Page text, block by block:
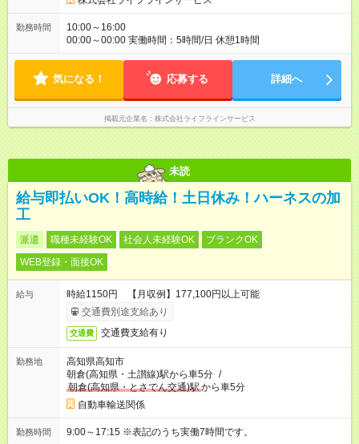
勤務時間
10:00～16:00
00:00～00:00 実働時間：5時間/日 休憩1時間
気になる！ 応募する 詳細へ
掲載元企業名 株式会社ライフラインサービス
未読
給与即払いOK！高時給！土日休み！ハーネスの加
工
派遣 職種未経験OK 社会人未経験OK
ブランクOK
WEB登録・面接OK
給与
時給1150円 【月収例】177,100円以上可能
交通費別途支給あり
交通費 交通費支給有り
勤務地
高知県高知市
朝倉(高知県・土讃線)駅から車5分 /
朝倉(高知県・とさでん交通)駅から車5分
自動車輸送関係
勤務時間 9:00～17:15 ※表記のうち実働7時間です。